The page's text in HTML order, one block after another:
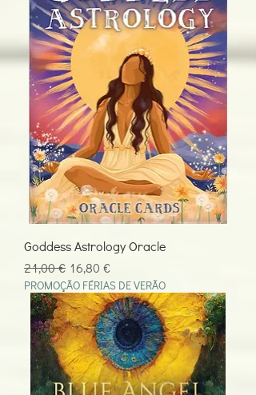
Goddess Astrology Oracle
Preço normal
21,00 € Preço promocional
16,80 €
PROMOÇÃO FÉRIAS DE VERÃO